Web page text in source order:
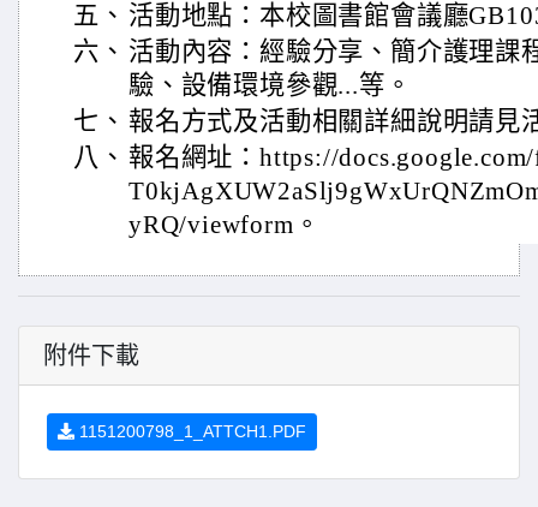
五、 活動地點：本校圖書館會議廳
六、 活動內容：經驗分享、簡介護理課
驗、設備環境參觀...等。
七、 報名方式及活動相關詳細說明請見
八、 報名網址：https://
yRQ/viewform。
附件下載
1151200798_1_ATTCH1.PDF